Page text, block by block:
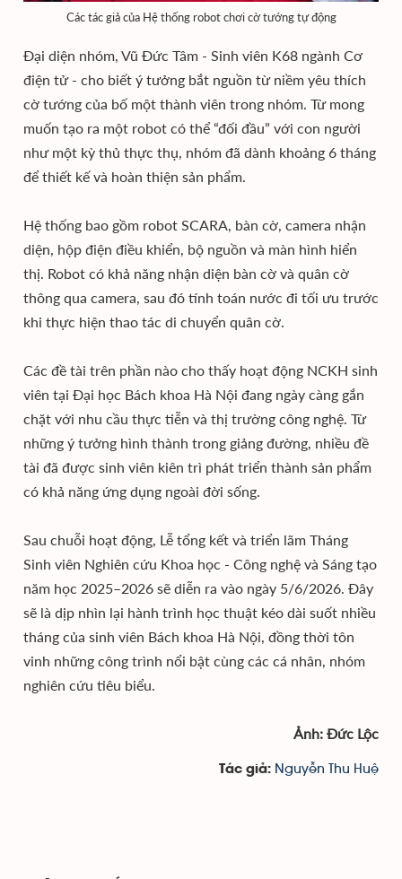
Các tác giả của Hệ thống robot chơi cờ tướng tự động
Đại diện nhóm, Vũ Đức Tâm - Sinh viên K68 ngành Cơ
điện tử - cho biết ý tưởng bắt nguồn từ niềm yêu thích
cờ tướng của bố một thành viên trong nhóm. Từ mong
muốn tạo ra một robot có thể “đối đầu” với con người
như một kỳ thủ thực thụ, nhóm đã dành khoảng 6 tháng
để thiết kế và hoàn thiện sản phẩm.
Hệ thống bao gồm robot SCARA, bàn cờ, camera nhận
diện, hộp điện điều khiển, bộ nguồn và màn hình hiển
thị. Robot có khả năng nhận diện bàn cờ và quân cờ
thông qua camera, sau đó tính toán nước đi tối ưu trước
khi thực hiện thao tác di chuyển quân cờ.
Các đề tài trên phần nào cho thấy hoạt động NCKH sinh
viên tại Đại học Bách khoa Hà Nội đang ngày càng gắn
chặt với nhu cầu thực tiễn và thị trường công nghệ. Từ
những ý tưởng hình thành trong giảng đường, nhiều đề
tài đã được sinh viên kiên trì phát triển thành sản phẩm
có khả năng ứng dụng ngoài đời sống.
Sau chuỗi hoạt động, Lễ tổng kết và triển lãm Tháng
Sinh viên Nghiên cứu Khoa học - Công nghệ và Sáng tạo
năm học 2025–2026 sẽ diễn ra vào ngày 5/6/2026. Đây
sẽ là dịp nhìn lại hành trình học thuật kéo dài suốt nhiều
tháng của sinh viên Bách khoa Hà Nội, đồng thời tôn
vinh những công trình nổi bật cùng các cá nhân, nhóm
nghiên cứu tiêu biểu.
Ảnh: Đức Lộc
Tác giả: Nguyễn Thu Huệ